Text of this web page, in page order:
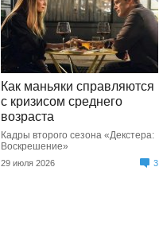
Как маньяки справляются
с кризисом среднего
возраста
Кадры второго сезона «Декстера:
Воскрешение»
29 июля 2026 3